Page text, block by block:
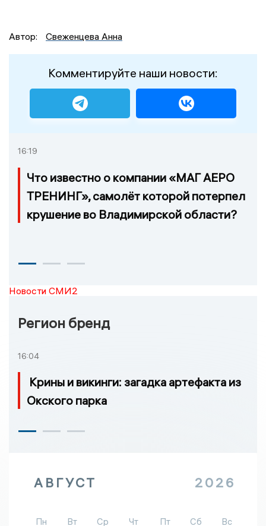
Автор: Свеженцева Анна
Комментируйте наши новости:
16:19
Что известно о компании «МАГ АЕРО
ТРЕНИНГ», самолёт которой потерпел
крушение во Владимирской области?
Новости СМИ2
Регион бренд
16:04
Крины и викинги: загадка артефакта из
Окского парка
АВГУСТ 2026
Пн Вт Ср Чт Пт Сб Вс